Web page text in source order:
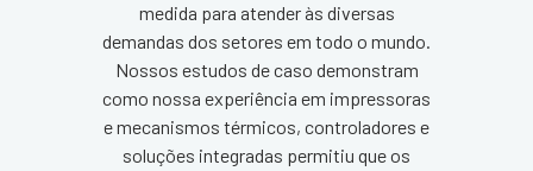
medida para atender às diversas
demandas dos setores em todo o mundo.
Nossos estudos de caso demonstram
como nossa experiência em impressoras
e mecanismos térmicos, controladores e
soluções integradas permitiu que os